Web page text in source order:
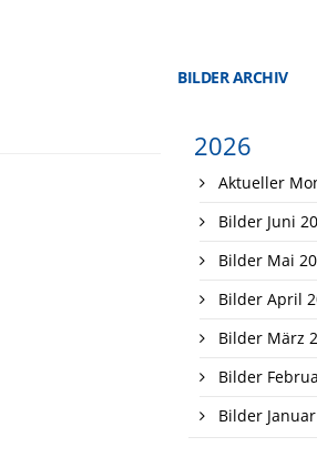
BILDER ARCHIV
2026
Aktueller
Bilder Juni
Bilder Mai
Bilder April
Bilder März
Bilder
Bilder